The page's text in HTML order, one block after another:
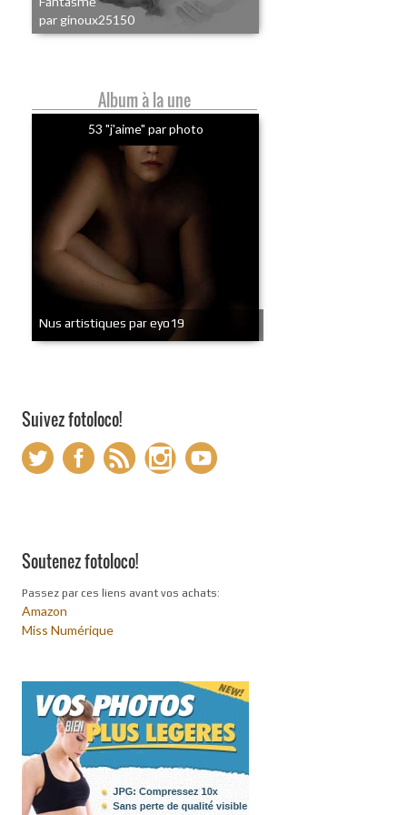
par ginoux25150
Album à la une
53 "j'aime" par photo
Nus artistiques par eyo19
Suivez fotoloco!
Soutenez fotoloco!
Passez par ces liens avant vos achats:
Amazon
Miss Numérique